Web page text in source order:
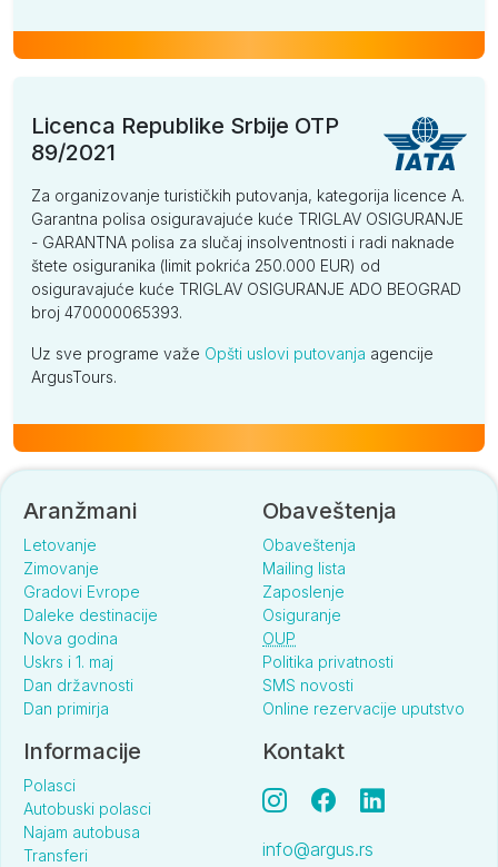
Licenca Republike Srbije OTP
89/2021
Za organizovanje turističkih putovanja, kategorija licence A.
Garantna polisa osiguravajuće kuće TRIGLAV OSIGURANJE
- GARANTNA polisa za slučaj insolventnosti i radi naknade
štete osiguranika (limit pokrića 250.000 EUR) od
osiguravajuće kuće TRIGLAV OSIGURANJE ADO BEOGRAD
broj 470000065393.
Uz sve programe važe Opšti uslovi putovanja agencije
ArgusTours.
Aranžmani
Letovanje
Zimovanje
Gradovi Evrope
Daleke destinacije
Nova godina
Uskrs i 1. maj
Dan državnosti
Dan primirja
Obaveštenja
Obaveštenja
Mailing lista
Zaposlenje
Osiguranje
OUP
Politika privatnosti
SMS novosti
Online rezervacije uputstvo
Informacije
Polasci
Autobuski polasci
Najam autobusa
Transferi
Kontakt
info@argus.rs